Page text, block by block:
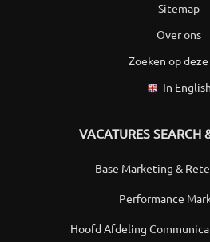
Sitemap
Over ons
Zoeken op
In English
VACATURES SEARCH
Base Marketing &
Performance
Hoofd Afdeling